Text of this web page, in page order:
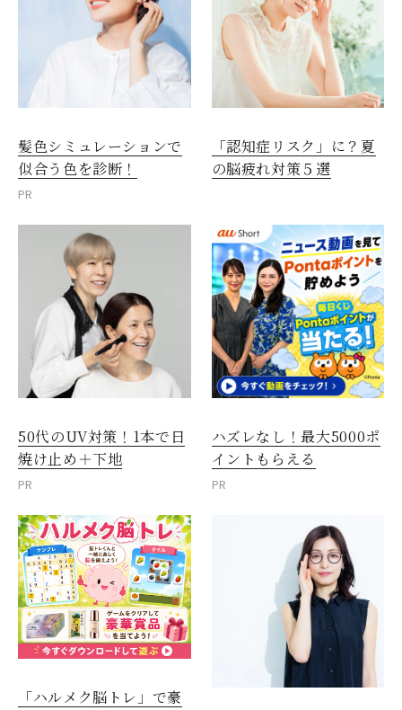
髪色シミュレーションで
似合う色を診断！
PR
「認知症リスク」に？夏
の脳疲れ対策５選
50代のUV対策！1本で日
焼け止め＋下地
PR
ハズレなし！最大5000ポ
イントもらえる
PR
「ハルメク脳トレ」で豪